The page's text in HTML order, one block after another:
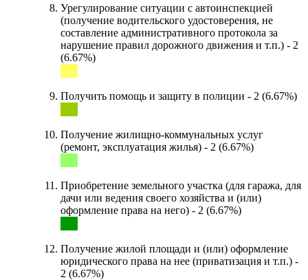
Урегулирование ситуации с автоинспекцией
(получение водительского удостоверения, не
составление административного протокола за
нарушение правил дорожного движения и т.п.) - 2
(6.67%)
Получить помощь и защиту в полиции - 2 (6.67%)
Получение жилищно-коммунальных услуг
(ремонт, эксплуатация жилья) - 2 (6.67%)
Приобретение земельного участка (для гаража, для
дачи или ведения своего хозяйства и (или)
оформление права на него) - 2 (6.67%)
Получение жилой площади и (или) оформление
юридического права на нее (приватизация и т.п.) -
2 (6.67%)